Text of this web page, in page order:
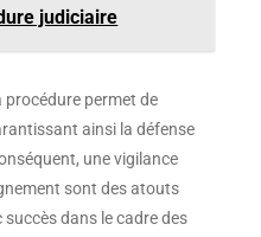
judiciaire
procédure permet de
ainsi la défense
une vigilance
sont des atouts
dans le cadre des